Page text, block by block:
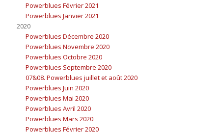
Powerblues Février 2021
Powerblues Janvier 2021
2020
Powerblues Décembre 2020
Powerblues Novembre 2020
Powerblues Octobre 2020
Powerblues Septembre 2020
07&08. Powerblues juillet et août 2020
Powerblues Juin 2020
Powerblues Mai 2020
Powerblues Avril 2020
Powerblues Mars 2020
Powerblues Février 2020